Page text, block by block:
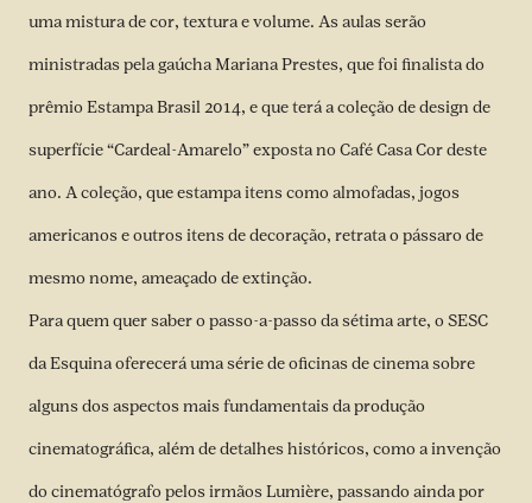
uma mistura de cor, textura e volume. As aulas serão
ministradas pela gaúcha Mariana Prestes, que foi finalista do
prêmio Estampa Brasil 2014, e que terá a coleção de design de
superfície “Cardeal-Amarelo” exposta no Café Casa Cor deste
ano. A coleção, que estampa itens como almofadas, jogos
americanos e outros itens de decoração, retrata o pássaro de
mesmo nome, ameaçado de extinção.
Para quem quer saber o passo-a-passo da sétima arte, o SESC
da Esquina oferecerá uma série de oficinas de cinema sobre
alguns dos aspectos mais fundamentais da produção
cinematográfica, além de detalhes históricos, como a invenção
do cinematógrafo pelos irmãos Lumière, passando ainda por